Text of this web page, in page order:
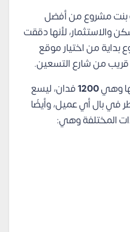
بنت مشروع من أفضل
والاستثمار، لأنها دققت
بداية من اختيار موقع
من شارع التسعين.
وهي1200فدان، ليسع
في بال أي عميل، وأيضًا
المختلفة وهي: